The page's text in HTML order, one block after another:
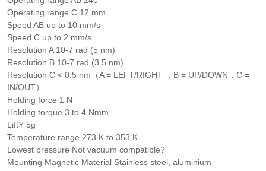
Operating range C 12 mm
Speed AB up to 10 mm/s
Speed C up to 2 mm/s
Resolution A 10-7 rad (5 nm)
Resolution B 10-7 rad (3.5 nm)
Resolution C < 0.5 nm（A = LEFT/RIGHT ，B = UP/DOWN，C =
IN/OUT）
Holding force 1 N
Holding torque 3 to 4 Nmm
LiftY 5g
Temperature range 273 K to 353 K
Lowest pressure Not vacuum compatible?
Mounting Magnetic Material Stainless steel, aluminium